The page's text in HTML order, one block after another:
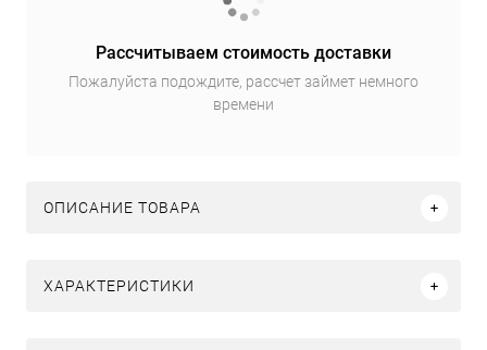
Рассчитываем стоимость доставки
Пожалуйста подождите, рассчет займет немного
времени
ОПИСАНИЕ ТОВАРА
ХАРАКТЕРИСТИКИ